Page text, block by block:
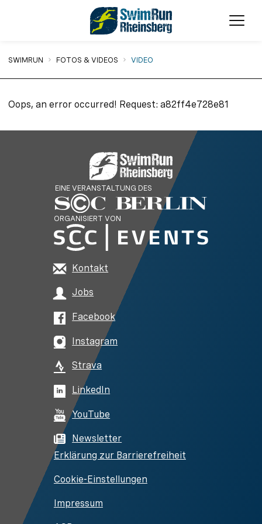
SWIMRUN FOTOS & VIDEOS VIDEO
Oops, an error occurred! Request: a82ff4e728e81
EINE VERANSTALTUNG DES
ORGANISIERT VON
Kontakt
Jobs
Facebook
Instagram
Strava
LinkedIn
YouTube
Newsletter
Erklärung zur Barrierefreiheit
Cookie-Einstellungen
Impressum